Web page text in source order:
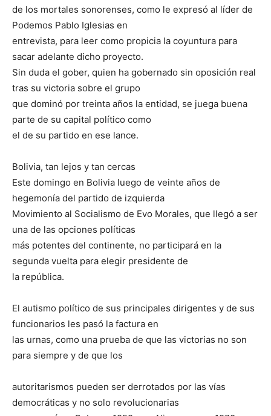
de los mortales sonorenses, como le expresó al líder de
Podemos Pablo Iglesias en
entrevista, para leer como propicia la coyuntura para
sacar adelante dicho proyecto.
Sin duda el gober, quien ha gobernado sin oposición real
tras su victoria sobre el grupo
que dominó por treinta años la entidad, se juega buena
parte de su capital político como
el de su partido en ese lance.
Bolivia, tan lejos y tan cercas
Este domingo en Bolivia luego de veinte años de
hegemonía del partido de izquierda
Movimiento al Socialismo de Evo Morales, que llegó a ser
una de las opciones políticas
más potentes del continente, no participará en la
segunda vuelta para elegir presidente de
la república.
El autismo político de sus principales dirigentes y de sus
funcionarios les pasó la factura en
las urnas, como una prueba de que las victorias no son
para siempre y de que los
autoritarismos pueden ser derrotados por las vías
democráticas y no solo revolucionarias